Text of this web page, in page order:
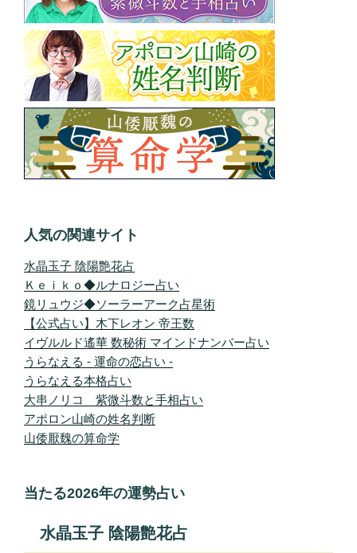
人気の関連サイト
水晶玉子 陰陽艶花占
Ｋｅｉｋｏ◆ルナロジー占い
鏡リュウジ◆ソーラーアーク占星術
【公式占い】木下レオン 帝王数
イヴルルド遙華 数秘術 マインドナンバー占い
うらなえる - 運命の恋占い -
うらなえる本格占い
大串ノリコ 紫微斗数と手相占い
アポロン山崎の姓名判断
山倭厭魏の算命学
当たる2026年の運勢占い
水晶玉子 陰陽艶花占